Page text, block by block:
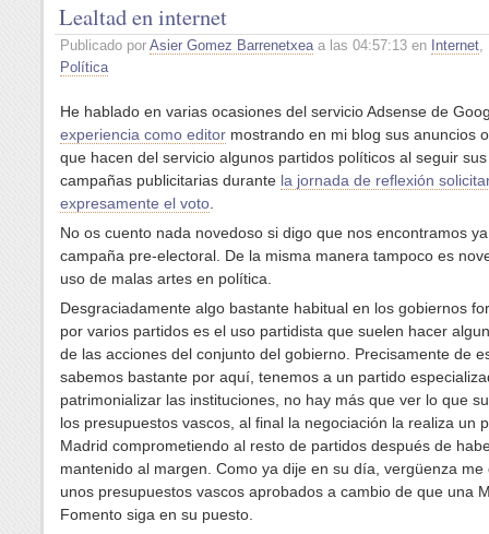
Lealtad en internet
Publicado por Asier Gomez Barrenetxeaa las 04:57:13 en Internet,
Política
He hablado en varias ocasiones del servicio Adsense de
experiencia como editor mostrando en mi blog sus anuncios
que hacen del servicio algunos partidos políticos al seguir sus
campañas publicitarias durante la jornada de reflexión
expresamente el voto
No os cuento nada novedoso si digo que nos encontramos
campaña pre-electoral. De la misma manera tampoco es
uso de malas artes en política.
Desgraciadamente algo bastante habitual en los gobiernos
por varios partidos es el uso partidista que suelen hacer
de las acciones del conjunto del gobierno. Precisamente de
sabemos bastante por aquí, tenemos a un partido
patrimonializar las instituciones, no hay más que ver lo que
los presupuestos vascos, al final la negociación la realiza un
Madrid comprometiendo al resto de partidos después de
mantenido al margen. Como ya dije en su día, vergüenza me
unos presupuestos vascos aprobados a cambio de que una
Fomento siga en su puesto.